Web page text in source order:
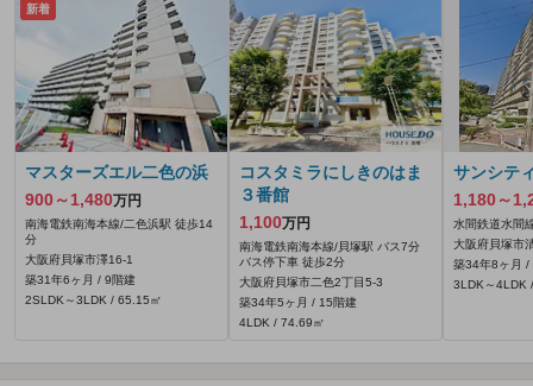
新着
マスターズエル二色の浜
900～1,480万円
南海電鉄南海本線/二色浜駅 徒歩14
分
大阪府貝塚市澤16‐1
築31年6ヶ月 / 9階建
2SLDK～3LDK / 65.15㎡
コスタミラにしきのはま
３番館
1,100万円
南海電鉄南海本線/貝塚駅 バス7分
バス停下車 徒歩2分
大阪府貝塚市二色2丁目5-3
築34年5ヶ月 / 15階建
4LDK / 74.69㎡
サンシテ
1,180～
水間鉄道水間
大阪府貝塚市
築34年8ヶ月 /
3LDK～4LDK